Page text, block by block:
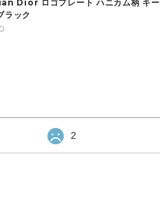
Dior ロゴプレート ハニカム柄 キー
ラック
2